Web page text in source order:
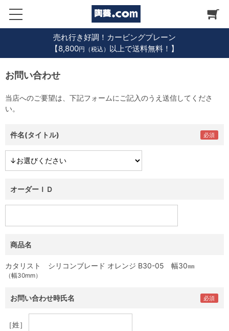
売れ行き好調！カービングプレーン
【8,800円（税込） 以上で送料無料！】
お問い合わせ
当店へのご要望は、下記フォームにご記入のうえ送信してくださ
い。
件名(タイトル)
オーダーＩＤ
商品名
カタリスト シリコンブレード オレンジ B30-05 幅30㎜
（幅30mm）
お問い合わせ時氏名
［姓］